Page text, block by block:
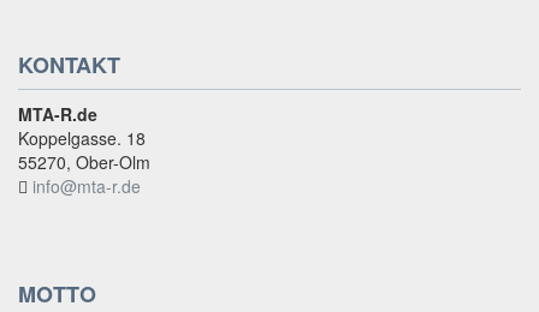
KONTAKT
MTA-R.de
Koppelgasse. 18
55270, Ober-Olm
info@mta-r.de
MOTTO